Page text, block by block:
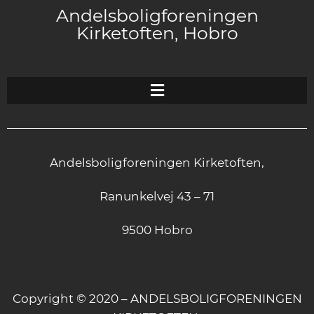
Andelsboligforeningen
Kirketoften, Hobro
Andelsboligforeningen Kirketoften,
Ranunkelvej 43 – 71
9500 Hobro
Copyright © 2020 – ANDELSBOLIGFORENINGEN